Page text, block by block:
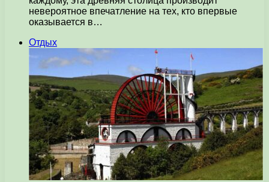
невероятное впечатление на тех, кто впервые
оказывается в…
Отдых